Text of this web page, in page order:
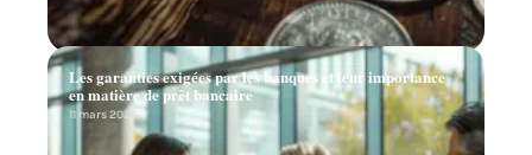
Les garanties exigées par les banques et leur importance
en matière de prêt bancaire
11 mars 2026